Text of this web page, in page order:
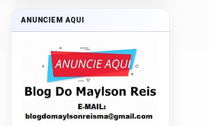
ANUNCIEM AQUI